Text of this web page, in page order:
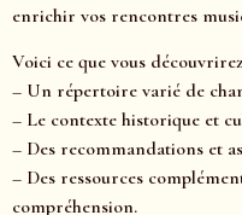
enrichir vos rencontres
Voici ce que vous
– Un répertoire varié de
– Le contexte historique et
– Des recommandations et
– Des ressources
compréhension.